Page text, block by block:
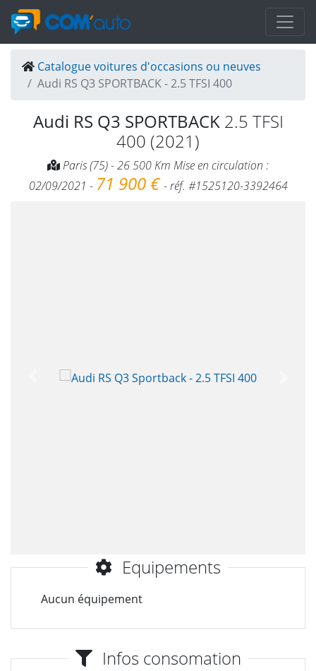
Catalogue voitures d'occasions ou neuves
Audi RS Q3 SPORTBACK - 2.5 TFSI 400
Audi RS Q3 SPORTBACK 2.5 TFSI
400 (2021)
Paris (75) - 26 500 Km Mise en circulation :
02/09/2021 - 71 900 €- réf. #1525120-3392464
Précèdent
Equipements
Aucun équipement
Infos consomation